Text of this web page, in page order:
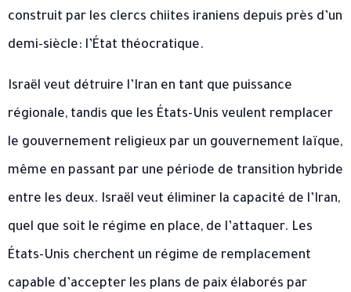
construit par les clercs chiites iraniens depuis près d’un
demi-siècle: l’État théocratique.
Israël veut détruire l’Iran en tant que puissance
régionale, tandis que les États-Unis veulent remplacer
le gouvernement religieux par un gouvernement laïque,
même en passant par une période de transition hybride
entre les deux. Israël veut éliminer la capacité de l’Iran,
quel que soit le régime en place, de l’attaquer. Les
États-Unis cherchent un régime de remplacement
capable d’accepter les plans de paix élaborés par